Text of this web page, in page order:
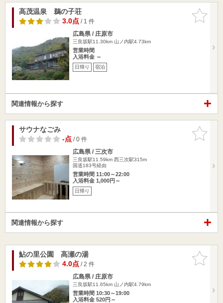
お気に入
りに追加
高茂温泉 鵜の子荘
3.0点/ 1 件
広島県 / 庄原市
三良坂駅11.30km 山ノ内駅4.73km
営業時間
入浴料金 ～
日帰り 宿泊
関連情報から探す
お気に入
りに追加
サウナなごみ
-点/ 0 件
広島県 / 三次市
三良坂駅11.59km 西三次駅315m
国道183号経由
営業時間 11:00～22:00
入浴料金 1,000円～
日帰り
関連情報から探す
お気に入
りに追加
鮎の里公園 高瀬の湯
4.0点/ 2 件
広島県 / 庄原市
三良坂駅11.65km 山ノ内駅4.79km
営業時間 10:30～19:00
入浴料金 520円～